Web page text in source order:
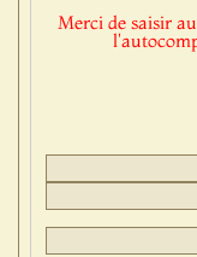
Merci de saisir